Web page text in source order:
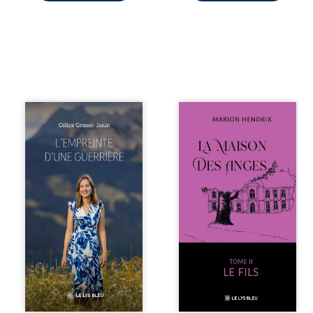
Que reste-t-il de
l’enfance lorsque
la maladie impose
ses propres règles
? L’empreinte
d’une guerrière
livre, sans détour,
le récit d’un
quotidien
bouleversé par la
maladie
chronique,
l’errance médicale
et de longues
hospitalisations.
L’auteure y
raconte ce que les
Nous sommes en
après le décès du
patriarche
Anatole-Eustache.
La famille devra
affronter non
seulement un
inconnu qui rôde
autour du
domaine et dont
Firmin, le fidèle
majordome,
redoute les visites,
encombrant